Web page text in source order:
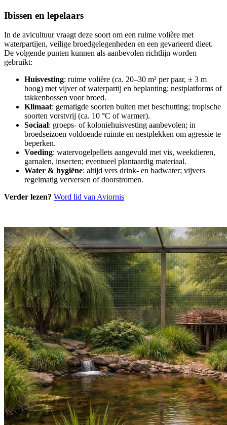
Ibissen en lepelaars
In de avicultuur vraagt deze soort om een ruime volière met
waterpartijen, veilige broedgelegenheden en een gevarieerd dieet.
De volgende punten kunnen als aanbevolen richtlijn worden
gebruikt:
Huisvesting: ruime volière (ca. 20–30 m² per paar, ± 3 m
hoog) met vijver of waterpartij en beplanting; nestplatforms of
takkenbossen voor broed.
Klimaat: gematigde soorten buiten met beschutting; tropische
soorten vorstvrij (ca. 10 °C of warmer).
Sociaal: groeps- of koloniehuisvesting aanbevolen; in
broedseizoen voldoende ruimte en nestplekken om agressie te
beperken.
Voeding: watervogelpellets aangevuld met vis, weekdieren,
garnalen, insecten; eventueel plantaardig materiaal.
Water & hygiëne: altijd vers drink- en badwater; vijvers
regelmatig verversen of doorstromen.
Verder lezen? Word lid van Aviornis